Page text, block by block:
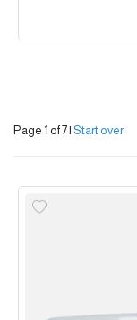
Page 1 of 7| Start over